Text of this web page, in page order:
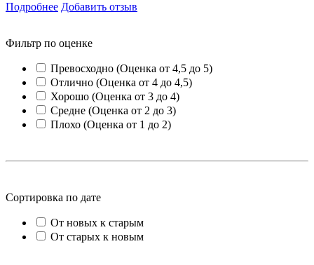
Подробнее Добавить отзыв
Фильтр по оценке
Превосходно (Оценка от 4,5 до 5)
Отлично (Оценка от 4 до 4,5)
Хорошо (Оценка от 3 до 4)
Средне (Оценка от 2 до 3)
Плохо (Оценка от 1 до 2)
Сортировка по дате
От новых к старым
От старых к новым